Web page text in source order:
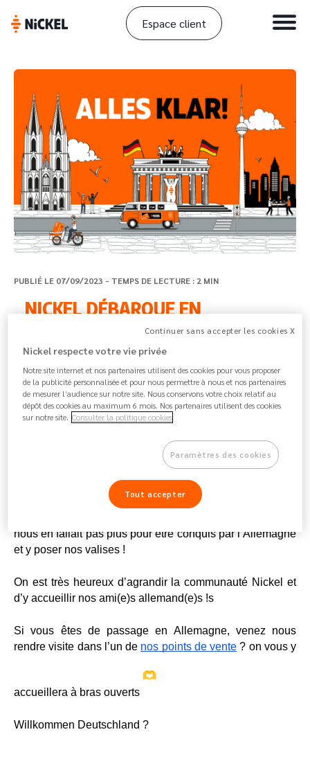
Espace client
PUBLIÉ LE 07/09/2023 - TEMPS DE LECTURE : 2 MIN
NICKEL DÉBARQUE EN
Nickel>Magazine> Nickel Allemagne
Après la France, la Belgique, le Portugal et l’Espagne…
Nickel s’installe dans une cinquième et nouvelle ville
Ils ont des saucisses et des bretzels ? , ils proposent les
nous en fallait pas plus pour être conquis par l’Allemagne
et y poser nos valises !
On est très heureux d’agrandir la communauté Nickel et
d’y accueillir nos ami(e)s allemand(e)s !s
Si vous êtes de passage en Allemagne, venez nous
rendre visite dans l’un de nos points de vente ? on vous y
accueillera à bras ouverts
Willkommen Deutschland ?
Continuer sans accepter les cookies X
Nickel respecte votre vie privée
Notre site internet et nos partenaires utilisent des cookies pour vous proposer
de la publicité personnalisée et pour nous permettre à nous et nos partenaires
de mesurer l’audience sur notre site. Nous conservons votre choix relatif au
dépôt des cookies au maximum 6 mois. Nos partenaires utilisent des cookies
sur notre site. Consulter la politique cookies
Paramètres des cookies
Tout accepter